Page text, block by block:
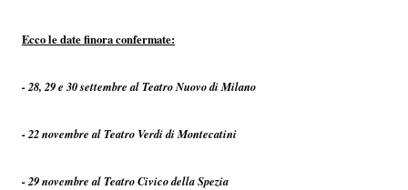
Ecco le date finora confermate:
- 28, 29 e 30 settembre al Teatro Nuovo di Milano
- 22 novembre al Teatro Verdi di Montecatini
- 29 novembre al Teatro Civico della Spezia